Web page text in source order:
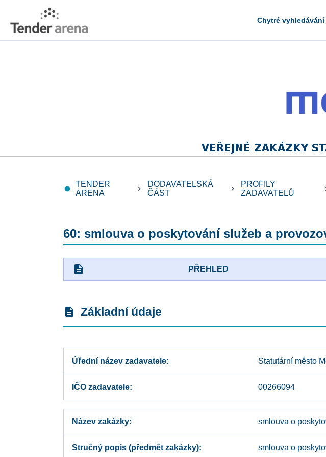
Chytré vyhledávání
fiber_manual_record
TENDER
ARENA
keyboard_arrow_right
DODAVATELSKÁ
ČÁST
keyboard_arrow_right
PROFILY
ZADAVATELŮ
60: smlouva o poskytování služeb a
description PŘEHLED
description Základní údaje
Úřední název zadavatele Statutární město
IČO zadavatele 00266094
Název zakázky smlouva o
Stručný popis (předmět zakázky) smlouva o